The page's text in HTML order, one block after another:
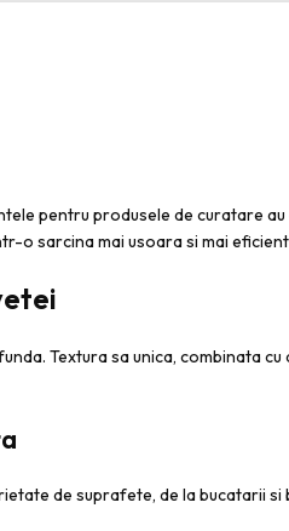
pentru produsele de curatare
o sarcina mai usoara si mai
Textura sa unica, combinata
de suprafete, de la bucatarii